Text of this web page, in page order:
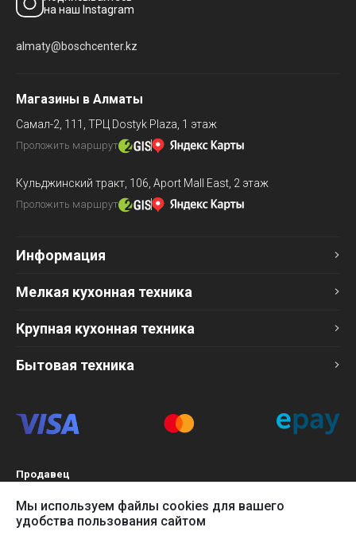
на наш Instagram
almaty@boschcenter.kz
Магазины в Алматы
Самал-2, 111, ТРЦ Dostyk Plaza, 1 этаж
Проложить маршрут
Кульджинский тракт, 106, Aport Mall East, 2 этаж
Проложить маршрут
Информация
Мелкая кухонная техника
Крупная кухонная техника
Бытовая техника
Продавец
БИН 120140015907
Более подробно см. раздел Оферта
Мы используем файлы cookies для вашего
удобства пользования сайтом